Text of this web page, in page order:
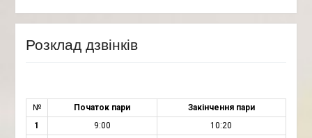
Розклад дзвінків
№ Початок пари
Закінчення пари
1
9:00
10:20